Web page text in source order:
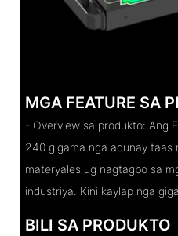
MGA FEATURE SA
- Overview sa produkto: Ang
240 gigama nga adunay taas
materyales ug nagtagbo sa
industriya. Kini kaylap nga
BILI SA PRODUKTO